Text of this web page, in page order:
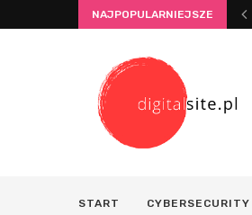
NAJPOPULARNIEJSZE
START CYBERSECURITY